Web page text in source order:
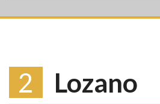
2 Lozano